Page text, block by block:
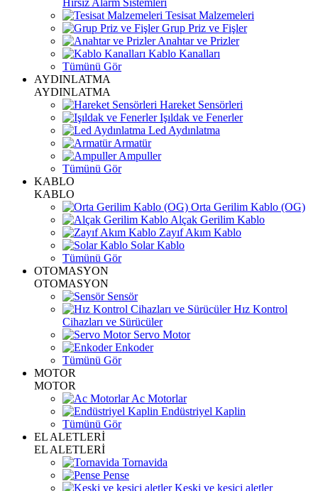
Hırsız Alarm Sistemleri
Tesisat Malzemeleri
Grup Priz ve Fişler
Anahtar ve Prizler
Kablo Kanalları
Tümünü Gör
AYDINLATMA
AYDINLATMA
Hareket Sensörleri
Işıldak ve Fenerler
Led Aydınlatma
Armatür
Ampuller
Tümünü Gör
KABLO
KABLO
Orta Gerilim Kablo (OG)
Alçak Gerilim Kablo
Zayıf Akım Kablo
Solar Kablo
Tümünü Gör
OTOMASYON
OTOMASYON
Sensör
Hız Kontrol
Cihazları ve Sürücüler
Servo Motor
Enkoder
Tümünü Gör
MOTOR
MOTOR
Ac Motorlar
Endüstriyel Kaplin
Tümünü Gör
EL ALETLERİ
EL ALETLERİ
Tornavida
Pense
Keski ve kesici aletler